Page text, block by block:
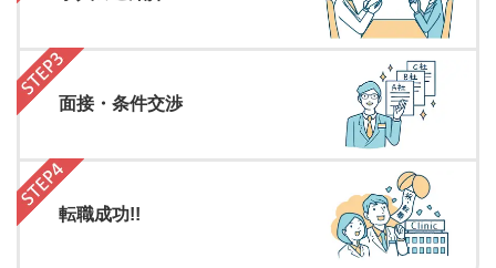
面接・条件交渉
転職成功!!